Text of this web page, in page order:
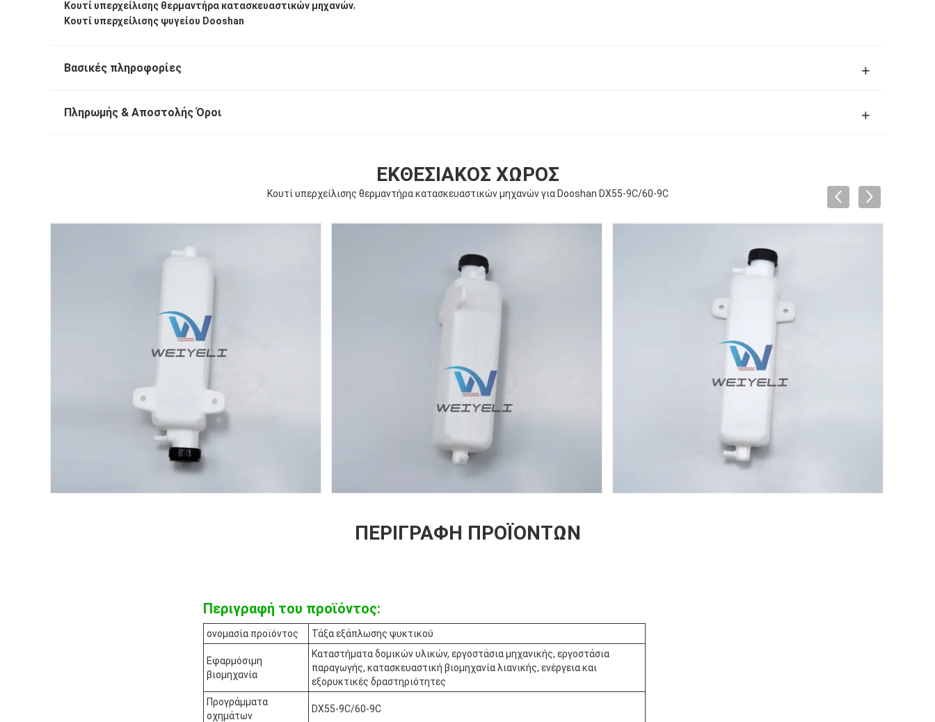
Κουτί υπερχείλισης θερμαντήρα κατασκευαστικών μηχανών,
Κουτί υπερχείλισης ψυγείου Dooshan
Βασικές πληροφορίες
Πληρωμής & Αποστολής Όροι
ΕΚΘΕΣΙΑΚΌΣ ΧΏΡΟΣ
Κουτί υπερχείλισης θερμαντήρα κατασκευαστικών μηχανών για Dooshan DX55-9C/60-9C
ΠΕΡΙΓΡΑΦΉ ΠΡΟΪΌΝΤΩΝ
Περιγραφή του προϊόντος:
ονομασία προϊόντος Τάξα εξάπλωσης ψυκτικού
Εφαρμόσιμη
βιομηχανία
Καταστήματα δομικών υλικών, εργοστάσια μηχανικής, εργοστάσια
παραγωγής, κατασκευαστική βιομηχανία λιανικής, ενέργεια και
εξορυκτικές δραστηριότητες
Προγράμματα
οχημάτων
DX55-9C/60-9C